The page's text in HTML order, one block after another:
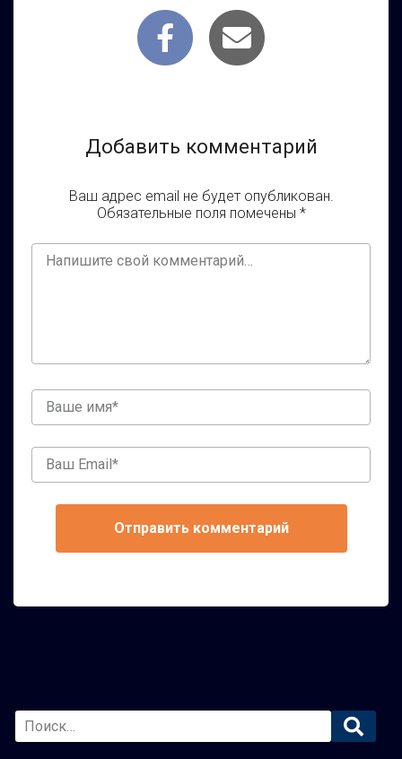
Добавить комментарий
Ваш адрес email не будет опубликован.
Обязательные поля помечены *
Ваш
комментарий
Ваше
имя
Ваш
Email
Основная